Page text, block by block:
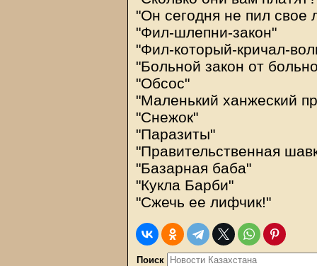
"Он сегодня не пил свое
"Фил-шлепни-закон"
"Фил-который-кричал-
"Больной закон от
"Обсос"
"Маленький ханжеский
"Снежок"
"Паразиты"
"Правительственная
"Базарная баба"
"Кукла Барби"
"Сжечь ее лифчик!"
Поиск